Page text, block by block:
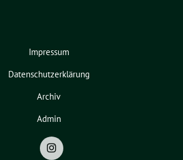
Impressum
Datenschutzerklärung
Archiv
Admin